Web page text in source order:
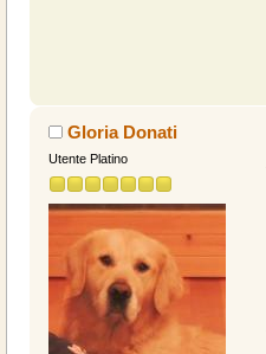
Gloria Donati
Utente Platino